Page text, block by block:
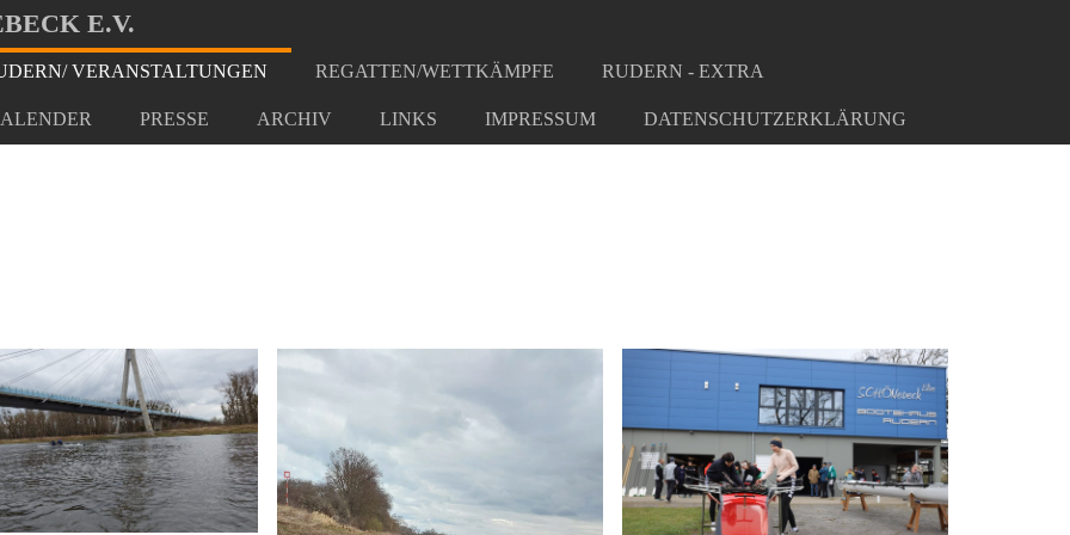
E.V.
VERANSTALTUNGEN REGATTEN/WETTKÄMPFE RUDERN - EXTRA
PRESSE ARCHIV LINKS IMPRESSUM DATENSCHUTZERKLÄRUNG